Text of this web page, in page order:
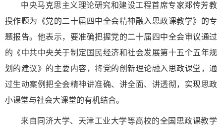
中央马克思主义理论研究和建设工程首席专家郑传芳教
授作题为《党的二十届四中全会精神融入思政课教学》的专
题报告。他表示，要准确把握党的二十届四中全会审议通过
的《中共中央关于制定国民经济和社会发展第十五个五年规
划的建议》的主要内容，将党的创新理论融入思政课堂，通
过生动案例把全会精神讲准确、讲全面、讲透彻，实现思政
小课堂与社会大课堂的有机结合。
来自同济大学、天津工业大学等高校的全国思政课教学